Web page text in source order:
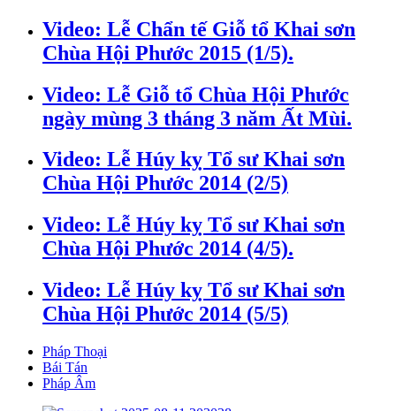
Video: Lễ Chẩn tế Giỗ tổ Khai sơn
Chùa Hội Phước 2015 (1/5).
Video: Lễ Giỗ tổ Chùa Hội Phước
ngày mùng 3 tháng 3 năm Ất Mùi.
Video: Lễ Húy kỵ Tổ sư Khai sơn
Chùa Hội Phước 2014 (2/5)
Video: Lễ Húy kỵ Tổ sư Khai sơn
Chùa Hội Phước 2014 (4/5).
Video: Lễ Húy kỵ Tổ sư Khai sơn
Chùa Hội Phước 2014 (5/5)
Pháp Thoại
Bái Tán
Pháp Âm